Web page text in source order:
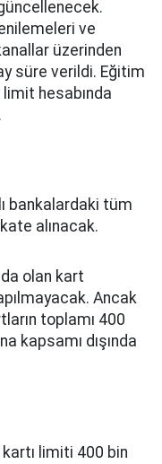
ve
üzerinden
süre verildi. Eğitim
hesabında
bankalardaki tüm
alınacak.
olan kart
Ancak
toplamı 400
kapsamı dışında
limiti 400 bin